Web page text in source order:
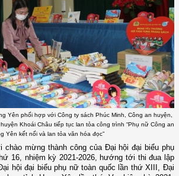
Yên phối hợp với Công ty sách Phúc Minh, Công an huyện,
Khoái Châu tiếp tục lan tỏa công trình “Phụ nữ Công an
Yên kết nối và lan tỏa văn hóa đọc”
chào mừng thành công của Đại hội đại biểu phụ
16, nhiệm kỳ 2021-2026, hướng tới thi đua lập
hội đại biểu phụ nữ toàn quốc lần thứ XIII, Đại